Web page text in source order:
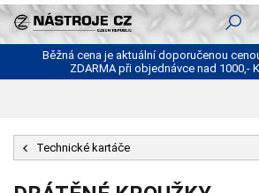
Běžná cena je aktuální doporučenou
ZDARMA při objednávce nad 1000,-
Technické kartáče